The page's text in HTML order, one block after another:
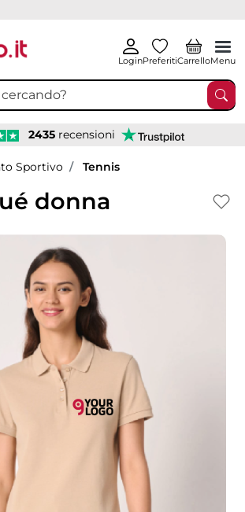
LoginPreferitiCarrelloMenu
2435 recensioni
Sportivo Tennis
donna